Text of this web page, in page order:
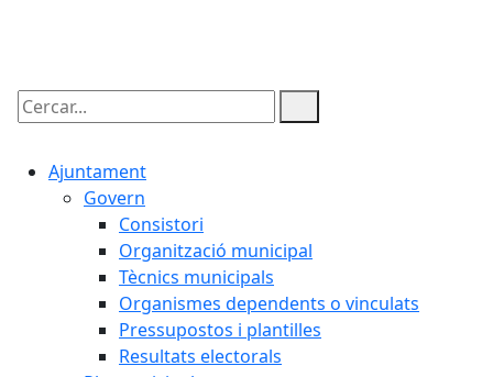
Cercar:
Ajuntament
Govern
Consistori
Organització municipal
Tècnics municipals
Organismes dependents o vinculats
Pressupostos i plantilles
Resultats electorals